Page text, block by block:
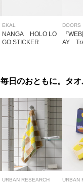
EKAL
NANGA HOLO LO
GO STICKER
DOORS
『
AY
毎日のおともに。タオ
URBAN RESEARCH URBAN